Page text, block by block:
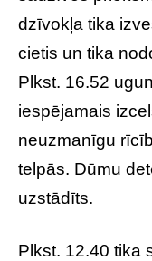
dzīvokļa tika
cietis un tika
Plkst. 16.52
iespējamais
neuzmanīgu
telpās. Dūmu
uzstādīts.
Plkst. 12.40 tika